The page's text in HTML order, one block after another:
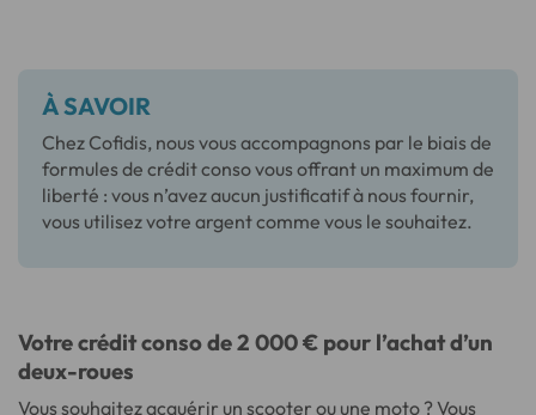
À SAVOIR
Chez Cofidis, nous vous accompagnons par le biais de
formules de crédit conso vous offrant un maximum de
liberté : vous n’avez aucun justificatif à nous fournir,
vous utilisez votre argent comme vous le souhaitez.
Votre crédit conso de 2 000 € pour l’achat d’un
deux-roues
Vous souhaitez acquérir un scooter ou une moto ? Vous